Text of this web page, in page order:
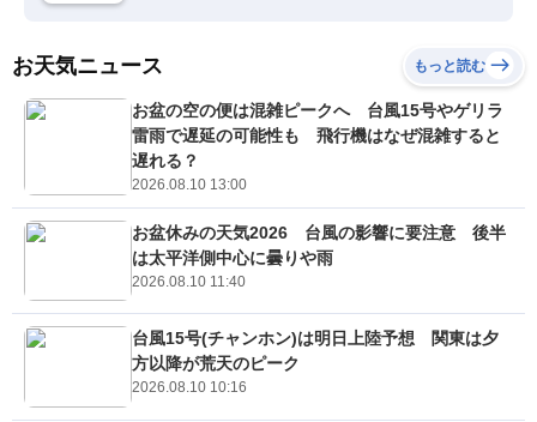
お天気ニュース もっと読む
お盆の空の便は混雑ピークへ 台風15号やゲリラ
雷雨で遅延の可能性も 飛行機はなぜ混雑すると
遅れる？
2026.08.10 13:00
お盆休みの天気2026 台風の影響に要注意 後半
は太平洋側中心に曇りや雨
2026.08.10 11:40
台風15号(チャンホン)は明日上陸予想 関東は夕
方以降が荒天のピーク
2026.08.10 10:16